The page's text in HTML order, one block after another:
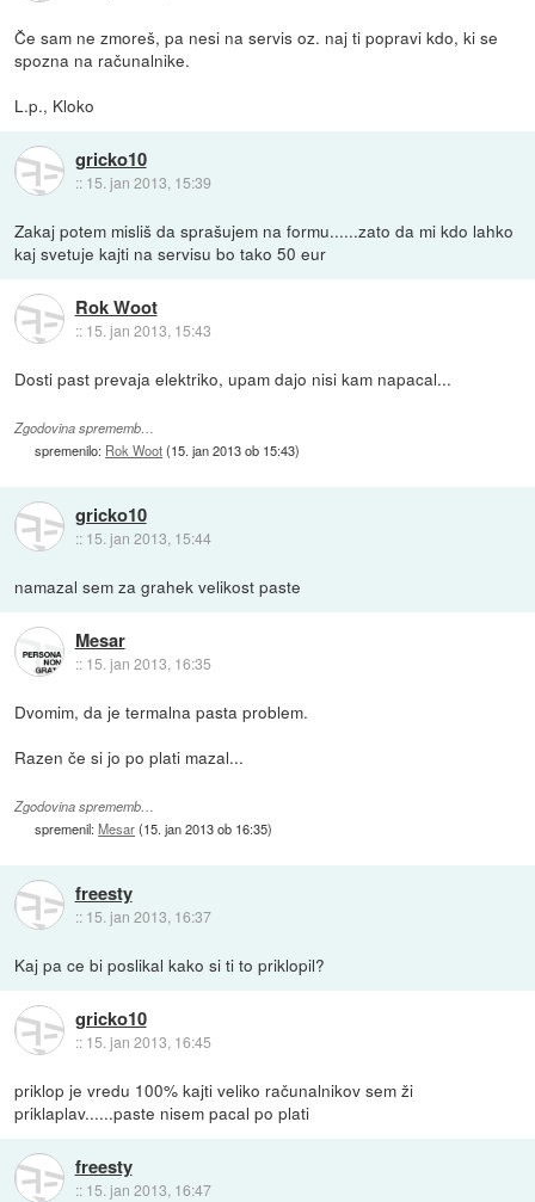
Če sam ne zmoreš, pa nesi na servis oz. naj ti popravi kdo, ki se
spozna na računalnike.
L.p., Kloko
gricko10
:: 15. jan 2013, 15:39
Zakaj potem misliš da sprašujem na formu......zato da mi kdo lahko
kaj svetuje kajti na servisu bo tako 50 eur
Rok Woot
:: 15. jan 2013, 15:43
Dosti past prevaja elektriko, upam dajo nisi kam napacal...
Zgodovina sprememb…
spremenilo: Rok Woot(15. jan 2013 ob 15:43)
gricko10
:: 15. jan 2013, 15:44
namazal sem za grahek velikost paste
Mesar
:: 15. jan 2013, 16:35
Dvomim, da je termalna pasta problem.
Razen če si jo po plati mazal...
Zgodovina sprememb…
spremenil:Mesar(15. jan 2013 ob 16:35)
freesty
:: 15. jan 2013, 16:37
Kaj pa ce bi poslikal kako si ti to priklopil?
gricko10
:: 15. jan 2013, 16:45
priklop je vredu 100% kajti veliko računalnikov sem ži
priklaplav......paste nisem pacal po plati
freesty
:: 15. jan 2013, 16:47